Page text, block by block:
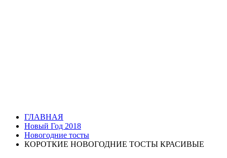
ГЛАВНАЯ
Новый Год 2018
Новогодние тосты
КОРОТКИЕ НОВОГОДНИЕ ТОСТЫ КРАСИВЫЕ